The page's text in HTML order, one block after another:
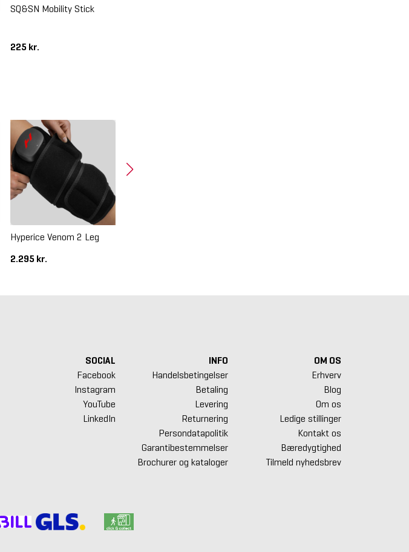
SQ&SN Mobility Stick
225 kr.
Hyperice Venom 2 Leg
2.295 kr.
SOCIAL
Facebook
Instagram
YouTube
LinkedIn
INFO
Handelsbetingelser
Betaling
Levering
Returnering
Persondatapolitik
Garantibestemmelser
Brochurer og kataloger
OM OS
Erhverv
Blog
Om os
Ledige stillinger
Kontakt os
Bæredygtighed
Tilmeld nyhedsbrev